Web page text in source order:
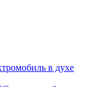
в духе